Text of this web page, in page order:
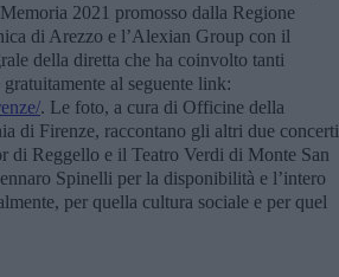
2021 promosso dalla Regione
di Arezzo e l’Alexian Group con il
della diretta che ha coinvolto tanti
al seguente link:
. Le foto, a cura di Officine della
di Firenze, raccontano gli altri due concerti
di Reggello e il Teatro Verdi di Monte San
Spinelli per la disponibilità e l’intero
per quella cultura sociale e per quel